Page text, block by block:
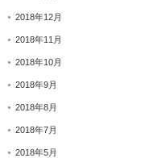
2018年12月
2018年11月
2018年10月
2018年9月
2018年8月
2018年7月
2018年5月